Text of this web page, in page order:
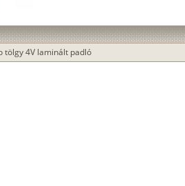
tölgy 4V laminált padló